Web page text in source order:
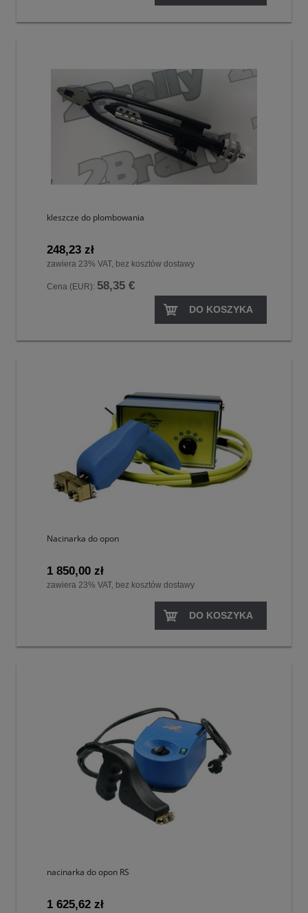
kleszcze do plombowania
248,23 zł
zawiera 23% VAT, bez kosztów dostawy
Cena (EUR): 58,35 €
DO KOSZYKA
Nacinarka do opon
1 850,00 zł
zawiera 23% VAT, bez kosztów dostawy
DO KOSZYKA
nacinarka do opon RS
1 625,62 zł